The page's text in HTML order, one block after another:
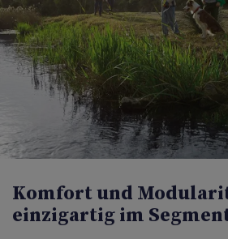
Komfort und
einzigartig im